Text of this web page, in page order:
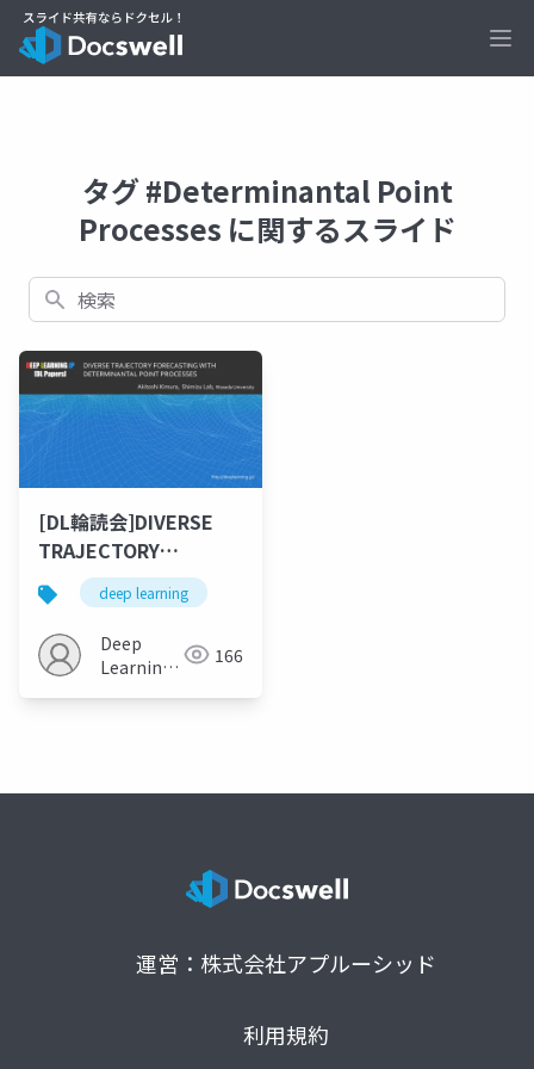
タグ #Determinantal Point
Processes に関するスライド
検索
[DL輪読会]DIVERSE
TRAJECTORY
FORECASTING WITH
DETERMINANTAL
POINT PROCESSES
deep learning
Deep
Learning
166
運営：株式会社アプルーシッド
利用規約